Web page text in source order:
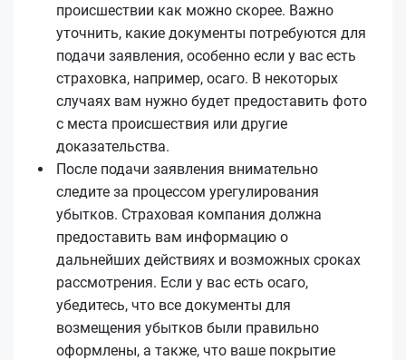
происшествии как можно скорее. Важно
уточнить, какие документы потребуются для
подачи заявления, особенно если у вас есть
страховка, например, осаго. В некоторых
случаях вам нужно будет предоставить фото
с места происшествия или другие
доказательства.
После подачи заявления внимательно
следите за процессом урегулирования
убытков. Страховая компания должна
предоставить вам информацию о
дальнейших действиях и возможных сроках
рассмотрения. Если у вас есть осаго,
убедитесь, что все документы для
возмещения убытков были правильно
оформлены, а также, что ваше покрытие